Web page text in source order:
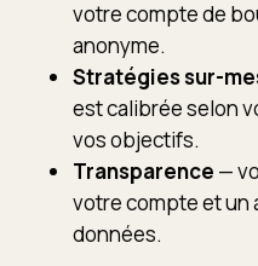
votre compte de
anonyme.
Stratégies sur-
est calibrée selon
vos objectifs.
Transparence —
votre compte et un
données.